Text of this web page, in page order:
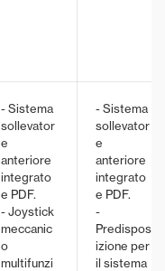
- Sistema
sollevator
e
anteriore
integrato
e PDF.
- Joystick
meccanic
o
multifunzi
- Sistema
sollevator
e
anteriore
integrato
e PDF.
-
Predispos
izione per
il sistema